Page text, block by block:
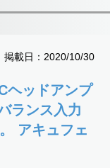
掲載日：2020/10/30
ヘッドアンプ
ランス入力
アキュフェ